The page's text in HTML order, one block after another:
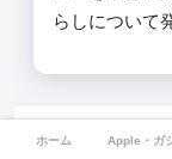
らしについて
ホーム Apple・ガ